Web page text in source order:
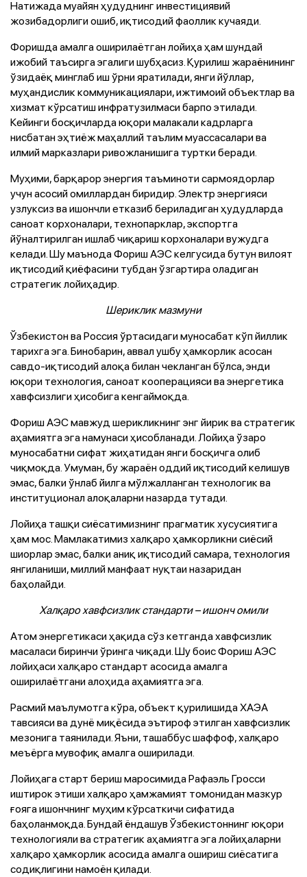
Натижада муайян ҳудуднинг инвестициявий
жозибадорлиги ошиб, иқтисодий фаоллик кучаяди.
Форишда амалга оширилаётган лойиҳа ҳам шундай
ижобий таъсирга эгалиги шубҳасиз. Қурилиш жараёнининг
ўзидаёқ минглаб иш ўрни яратилади, янги йўллар,
муҳандислик коммуникациялари, ижтимоий объектлар ва
хизмат кўрсатиш инфратузилмаси барпо этилади.
Кейинги босқичларда юқори малакали кадрларга
нисбатан эҳтиёж маҳаллий таълим муассасалари ва
илмий марказлари ривожланишига туртки беради.
Муҳими, барқарор энергия таъминоти сармоядорлар
учун асосий омиллардан биридир. Электр энергияси
узлуксиз ва ишончли етказиб бериладиган ҳудудларда
саноат корхоналари, технопарклар, экспортга
йўналтирилган ишлаб чиқариш корхоналари вужудга
келади. Шу маънода Фориш АЭС келгусида бутун вилоят
иқтисодий қиёфасини тубдан ўзгартира оладиган
стратегик лойиҳадир.
Шериклик мазмуни
Ўзбекистон ва Россия ўртасидаги муносабат кўп йиллик
тарихга эга. Бинобарин, аввал ушбу ҳамкорлик асосан
савдо-иқтисодий алоқа билан чекланган бўлса, энди
юқори технология, саноат кооперацияси ва энергетика
хавфсизлиги ҳисобига кенгаймоқда.
Фориш АЭС мавжуд шерикликнинг энг йирик ва стратегик
аҳамиятга эга намунаси ҳисобланади. Лойиҳа ўзаро
муносабатни сифат жиҳатидан янги босқичга олиб
чиқмоқда. Умуман, бу жараён оддий иқтисодий келишув
эмас, балки ўнлаб йилга мўлжалланган технологик ва
институционал алоқаларни назарда тутади.
Лойиҳа ташқи сиёсатимизнинг прагматик хусусиятига
ҳам мос. Мамлакатимиз халқаро ҳамкорликни сиёсий
шиорлар эмас, балки аниқ иқтисодий самара, технология
янгиланиши, миллий манфаат нуқтаи назаридан
баҳолайди.
Халқаро хавфсизлик стандарти – ишонч омили
Атом энергетикаси ҳақида сўз кетганда хавфсизлик
масаласи биринчи ўринга чиқади. Шу боис Фориш АЭС
лойиҳаси халқаро стандарт асосида амалга
оширилаётгани алоҳида аҳамиятга эга.
Расмий маълумотга кўра, объект қурилишида ХАЭА
тавсияси ва дунё миқёсида эътироф этилган хавфсизлик
мезонига таянилади. Яъни, ташаббус шаффоф, халқаро
меъёрга мувофиқ амалга оширилади.
Лойиҳага старт бериш маросимида Рафаэль Гросси
иштирок этиши халқаро ҳамжамият томонидан мазкур
ғояга ишончнинг муҳим кўрсаткичи сифатида
баҳоланмоқда. Бундай ёндашув Ўзбекистоннинг юқори
технологияли ва стратегик аҳамиятга эга лойиҳаларни
халқаро ҳамкорлик асосида амалга ошириш сиёсатига
содиқлигини намоён қилади.